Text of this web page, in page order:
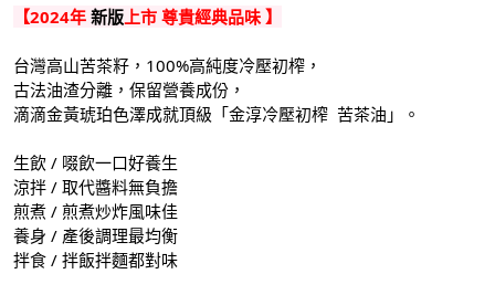
【2024年 新版 上市 尊貴經典品味 】
台灣高山苦茶籽，100%高純度冷壓初榨，
古法油渣分離，保留營養成份，
滴滴金黃琥珀色澤成就頂級「金淳冷壓初榨 苦茶油」。
生飲 / 啜飲一口好養生
涼拌 / 取代醬料無負擔
煎煮 / 煎煮炒炸風味佳
養身 / 產後調理最均衡
拌食 / 拌飯拌麵都對味